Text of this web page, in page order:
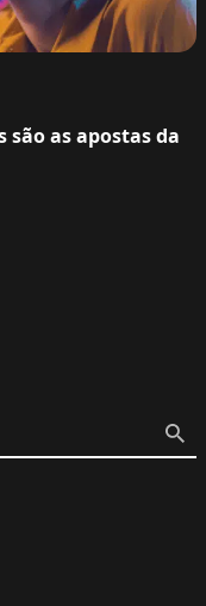
são as apostas da